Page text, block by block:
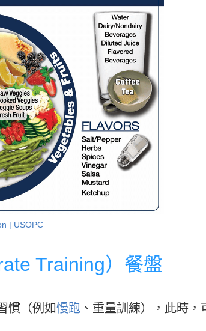
| USOPC
Training）餐盤
慣（例如慢跑 、重量訓練），此時，